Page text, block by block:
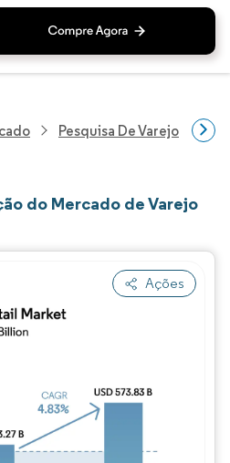
Pesquisa De Varejo
do Mercado de Varejo
Ações